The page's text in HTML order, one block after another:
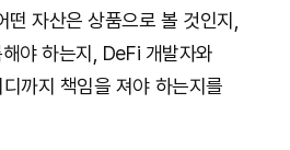
자산은 상품으로 볼 것인지,
야 하는지, DeFi 개발자와
까지 책임을 져야 하는지를